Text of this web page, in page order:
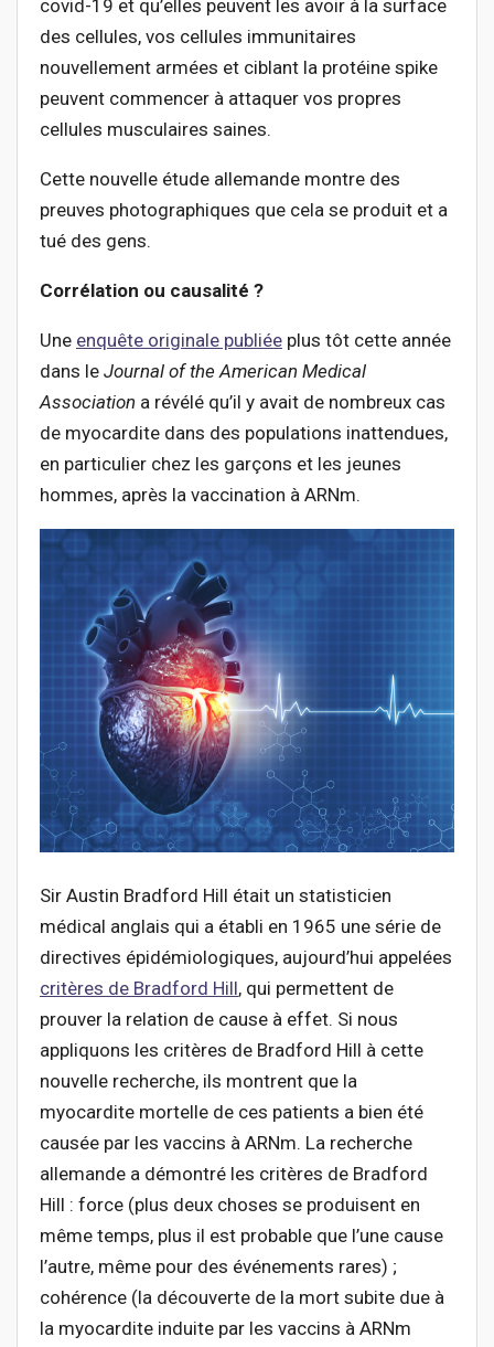
covid-19 et qu’elles peuvent les avoir à la surface
des cellules, vos cellules immunitaires
nouvellement armées et ciblant la protéine spike
peuvent commencer à attaquer vos propres
cellules musculaires saines.
Cette nouvelle étude allemande montre des
preuves photographiques que cela se produit et a
tué des gens.
Corrélation ou causalité ?
Une enquête originale publiée plus tôt cette année
dans le Journal of the American Medical
Association a révélé qu’il y avait de nombreux cas
de myocardite dans des populations inattendues,
en particulier chez les garçons et les jeunes
hommes, après la vaccination à ARNm.
Sir Austin Bradford Hill était un statisticien
médical anglais qui a établi en 1965 une série de
directives épidémiologiques, aujourd’hui appelées
critères de Bradford Hill, qui permettent de
prouver la relation de cause à effet. Si nous
appliquons les critères de Bradford Hill à cette
nouvelle recherche, ils montrent que la
myocardite mortelle de ces patients a bien été
causée par les vaccins à ARNm. La recherche
allemande a démontré les critères de Bradford
Hill : force (plus deux choses se produisent en
même temps, plus il est probable que l’une cause
l’autre, même pour des événements rares) ;
cohérence (la découverte de la mort subite due à
la myocardite induite par les vaccins à ARNm